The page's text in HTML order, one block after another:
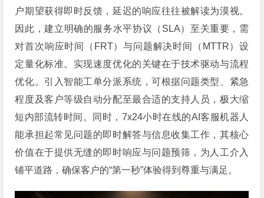
户期望获得即时反馈，延迟的响应往往被解读为漠视。
因此，建立明确的服务水平协议（SLA）至关重要，需
对首次响应时间（FRT）与问题解决时间（MTTR）设
定量化标准。实现速度优化的关键在于技术驱动与流程
优化。引入智能工单分派系统，可根据问题类型、紧急
程度及客户等级自动分配至最合适的支持人员，极大缩
短内部流转时间。同时，7x24小时在线的AI客服机器人
能承担起常见问题的即时解答与信息收集工作，其核心
价值在于提供无缝的即时响应与问题预筛，为人工介入
铺平道路，确保客户的“第一秒”体验得到尊重与满足。